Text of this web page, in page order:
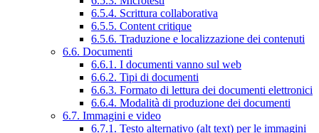
6.5.4. Scrittura collaborativa
6.5.5. Content critique
6.5.6. Traduzione e localizzazione dei contenuti
6.6. Documenti
6.6.1. I documenti vanno sul web
6.6.2. Tipi di documenti
6.6.3. Formato di lettura dei documenti elettronici
6.6.4. Modalità di produzione dei documenti
6.7. Immagini e video
6.7.1. Testo alternativo (alt text) per le immagini